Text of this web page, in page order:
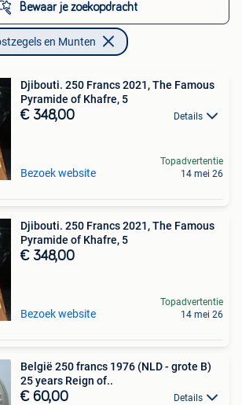
Bewaar je zoekopdracht
en Munten
Djibouti. 250 Francs 2021, The Famous
Pyramide of Khafre, 5
€ 348,00 Details
Bezoek website
Topadvertentie
14 mei 26
Djibouti. 250 Francs 2021, The Famous
Pyramide of Khafre, 5
€ 348,00
Bezoek website
Topadvertentie
14 mei 26
België 250 francs 1976 (NLD - grote B)
25 years Reign of..
€ 60,00 Details